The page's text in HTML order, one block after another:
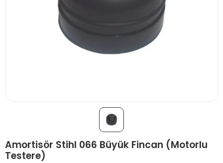
Amortisör Stihl 066 Büyük Fincan (Motorlu
Testere)